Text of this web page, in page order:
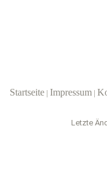
Startseite| Impressum|
Letzte